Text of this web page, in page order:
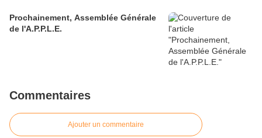
Prochainement, Assemblée Générale
de l'A.P.P.L.E.
Commentaires
Ajouter un commentaire